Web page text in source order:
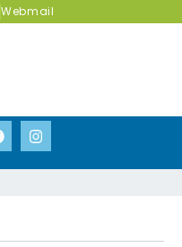
Webmail